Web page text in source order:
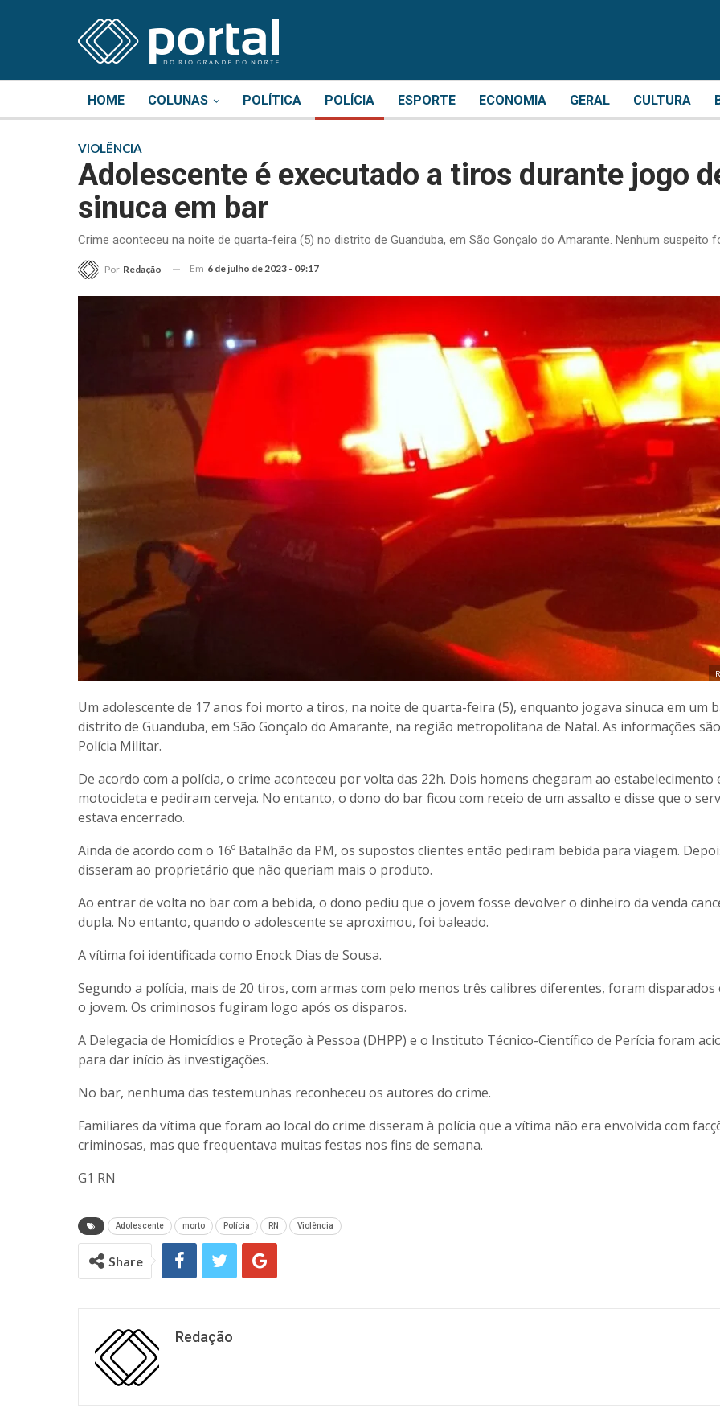
HOME COLUNAS POLÍTICA POLÍCIA ESPORTE ECONOMIA GERAL CULTURA
VIOLÊNCIA
Adolescente é executado a tiros durante jogo
sinuca em bar
Crime aconteceu na noite de quarta-feira (5) no distrito de Guanduba, em São Gonçalo do Amarante. Nenhum suspeito
Por Redação Em 6 de julho de 2023 - 09:17
Um adolescente de 17 anos foi morto a tiros, na noite de quarta-feira (5), enquanto jogava sinuca em um
distrito de Guanduba, em São Gonçalo do Amarante, na região metropolitana de Natal. As informações
Polícia Militar.
De acordo com a polícia, o crime aconteceu por volta das 22h. Dois homens chegaram ao estabelecimento
motocicleta e pediram cerveja. No entanto, o dono do bar ficou com receio de um assalto e disse que o
estava encerrado.
Ainda de acordo com o 16º Batalhão da PM, os supostos clientes então pediram bebida para viagem.
disseram ao proprietário que não queriam mais o produto.
Ao entrar de volta no bar com a bebida, o dono pediu que o jovem fosse devolver o dinheiro da venda
dupla. No entanto, quando o adolescente se aproximou, foi baleado.
A vítima foi identificada como Enock Dias de Sousa.
Segundo a polícia, mais de 20 tiros, com armas com pelo menos três calibres diferentes, foram
o jovem. Os criminosos fugiram logo após os disparos.
A Delegacia de Homicídios e Proteção à Pessoa (DHPP) e o Instituto Técnico-Científico de Perícia foram
para dar início às investigações.
No bar, nenhuma das testemunhas reconheceu os autores do crime.
Familiares da vítima que foram ao local do crime disseram à polícia que a vítima não era envolvida com
criminosas, mas que frequentava muitas festas nos fins de semana.
G1 RN
Adolescente morto Polícia RN Violência
Share
Redação